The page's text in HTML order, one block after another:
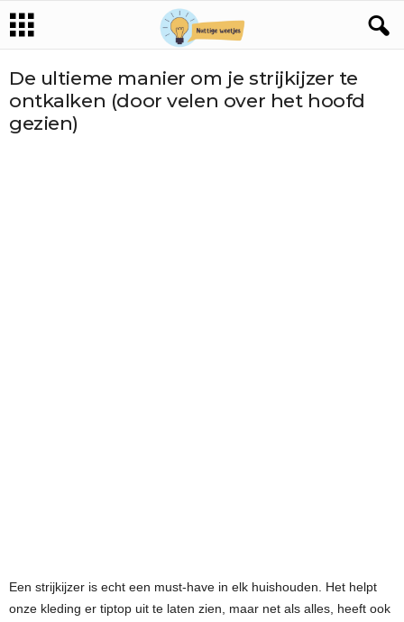
De ultieme manier om je strijkijzer te
ontkalken (door velen over het hoofd
gezien)
Een strijkijzer is echt een must-have in elk huishouden. Het helpt
onze kleding er tiptop uit te laten zien, maar net als alles, heeft ook